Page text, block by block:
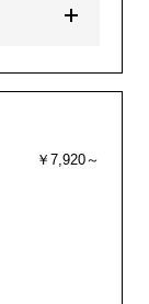
￥7,920～